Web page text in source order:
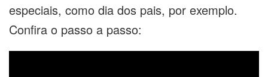
especiais, como dia dos pais, por exemplo.
Confira o passo a passo: